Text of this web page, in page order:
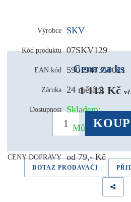
Výrobce SKV
Kód produktu 07SKV129
EAN kód 5901947310021
Záruka 24 měsíců
Dostupnost
Skladem:
Může být u
CENY DOPRAVY od 79,- Kč
Cena za ks
1 113 Kč
DOTAZ PRODAVAČI